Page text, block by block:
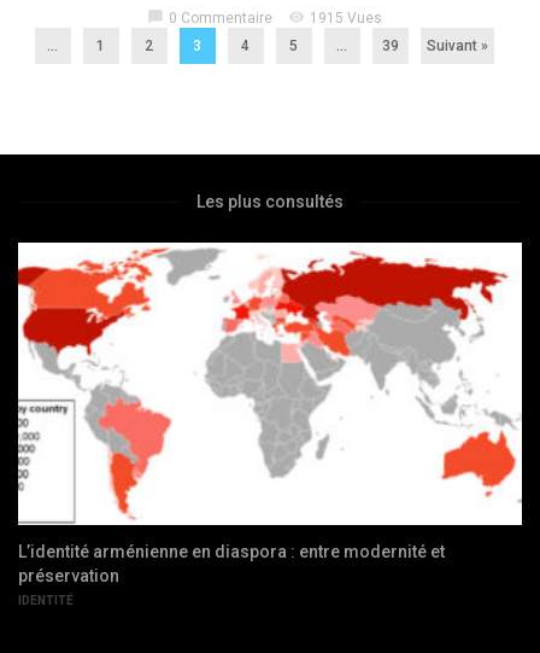
chat_bubble 0 Commentaire visibility 1915 Vues
...
1 2 3 4 5 … 39 Suivant »
Les plus consultés
L’identité arménienne en diaspora : entre modernité et
préservation
IDENTITÉ